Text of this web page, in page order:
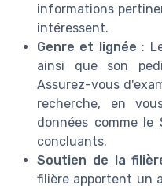
informations
intéressent.
Genre et lignée :
ainsi que son
Assurez-vous
recherche, en
données comme le
concluants.
Soutien de la
filière apportent un